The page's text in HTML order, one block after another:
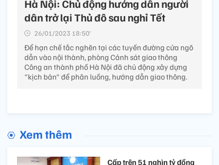
Hà Nội: Chủ động hướng dẫn người
dân trở lại Thủ đô sau nghỉ Tết
26/01/2023 18:50’
Để hạn chế tắc nghẽn tại các tuyến đường cửa ngõ
dẫn vào nội thành, phòng Cảnh sát giao thông
Công an thành phố Hà Nội đã chủ động xây dựng
"kịch bản" để phân luồng, hướng dẫn giao thông.
Xem thêm
Cấp trên 51 nghìn tỷ đồng